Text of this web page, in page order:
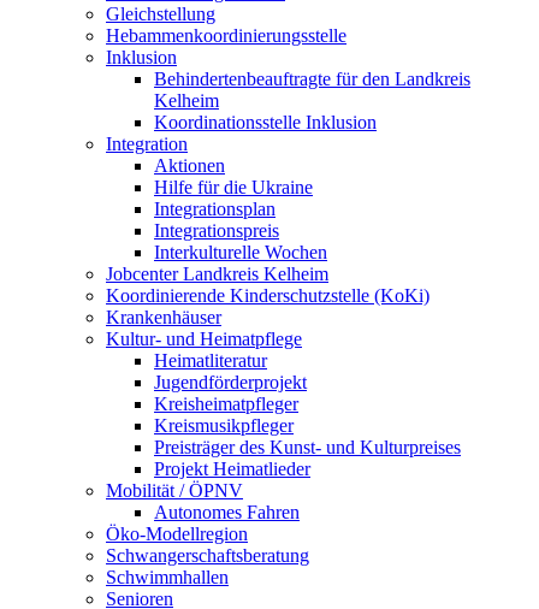
Gleichstellung
Hebammenkoordinierungsstelle
Inklusion
Behindertenbeauftragte für den Landkreis
Kelheim
Koordinationsstelle Inklusion
Integration
Aktionen
Hilfe für die Ukraine
Integrationsplan
Integrationspreis
Interkulturelle Wochen
Jobcenter Landkreis Kelheim
Koordinierende Kinderschutzstelle (KoKi)
Krankenhäuser
Kultur- und Heimatpflege
Heimatliteratur
Jugendförderprojekt
Kreisheimatpfleger
Kreismusikpfleger
Preisträger des Kunst- und Kulturpreises
Projekt Heimatlieder
Mobilität / ÖPNV
Autonomes Fahren
Öko-Modellregion
Schwangerschaftsberatung
Schwimmhallen
Senioren